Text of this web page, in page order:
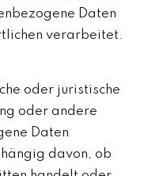
Daten
verarbeitet.
oder juristische
oder andere
Daten
davon, ob